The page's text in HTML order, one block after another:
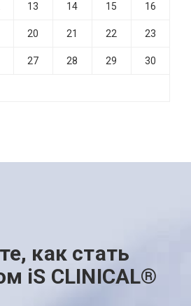
13 14 15 16
20 21 22 23
27 28 29 30
как стать
iS CLINICAL®